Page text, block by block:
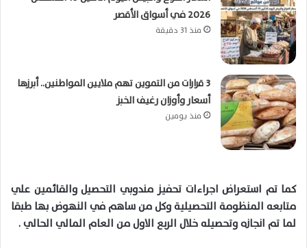
2026 في أسواق الأقصر
منذ 31 دقيقة
3 قرارات من التموين تهم ملايين المواطنين.. أبرزها
أسعار وأوزان رغيف الخبز
منذ يومين
كما تم استعراض اجراءات تحفيز مندوبي التحصيل والقائمين علي
متابعه المنظومة التحصيلية وكل من ساهم في النهوض بها طبقا
لما تم انجازه وتحصيله خلال الربع الاول من العام المالي الحالي .